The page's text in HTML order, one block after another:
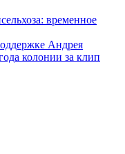
временное
Андрея
колонии за клип